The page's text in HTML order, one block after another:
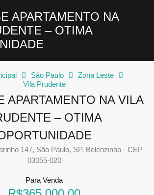
APARTAMENTO NA
– OTIMA
São Paulo
Zona Leste
Vila Prudente
APARTAMENTO NA VILA
– OTIMA
147, São Paulo, SP, Belenzinho - CEP
03055-020
Para Venda